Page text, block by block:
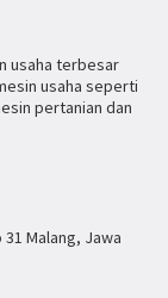
usaha terbesar
usaha seperti
pertanian dan
31 Malang, Jawa